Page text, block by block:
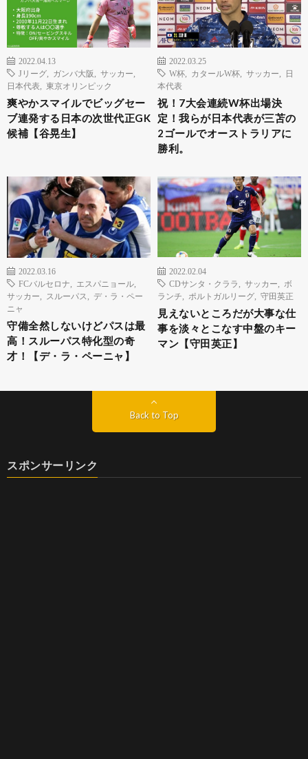
2022.04.13
Jリーグ
ガンバ大阪 サッカー
日本代表
東京オリンピック
爽やかスマイルでビッグセー
ブ連発する日本の次世代正GK
候補【谷晃生】
2022.03.25
W杯
カタールW杯 サッカー
日
本代表
祝！7大会連続W杯出場決
定！我らが日本代表が三苫の
2ゴールでオーストラリアに
勝利。
2022.03.16
FCバルセロナ
エスパニョール
サッカー
スルーパス
デ・ラ・ペー
ニャ
守備全然しないけどパスは最
高！スルーパス特化型の奇
才！【デ・ラ・ペーニャ】
2022.02.04
CDサンタ・クララ
サッカー
ボ
ランチ
ポルトガルリーグ 守田英正
見えないところだが大事な仕
事を淡々とこなす中盤のキー
マン【守田英正】
Back to Top
スポンサーリンク